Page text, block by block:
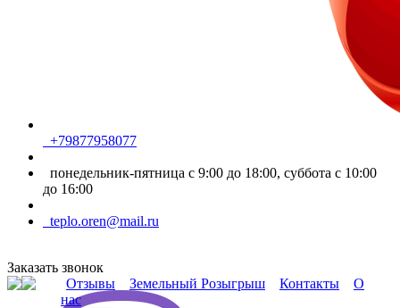
+79877958077
понедельник-пятница с 9:00 до 18:00, суббота с 10:00
до 16:00
teplo.oren@mail.ru
Заказать звонок
Отзывы
Земельный Розыгрыш Контакты
О
нас